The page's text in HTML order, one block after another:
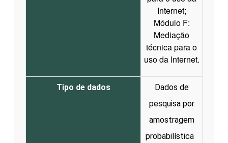
Internet;
Módulo F:
Mediação
técnica para o
uso da Internet.
Tipo de dados
Dados de
pesquisa por
amostragem
probabilística